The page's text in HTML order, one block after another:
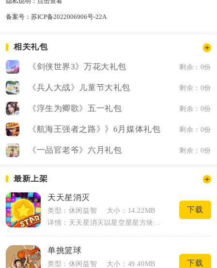
备案号： 苏ICP备2022006906号-22A
相关礼包
《剑侠世界3》万花大礼包 剩余：0份
《兵人大战》儿童节大礼包 剩余：0份
《浮生为卿歌》五一礼包 剩余：0份
《航海王强者之路》》6月媒体礼包 剩余：0份
《一品官老爷》六月礼包 剩余：0份
最新上架
天天星消灭
类型：休闲益智
大小：14.22MB
下载
单挑篮球
类型：休闲益智
大小：49.40MB
下载